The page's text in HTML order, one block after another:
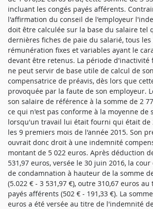
incluant les congés payés afférents.
l'affirmation du conseil de l'employeur
doit être calculée sur la base du salaire tel
dernières fiches de paie du salarié, tous
rémunération fixes et variables ayant le
devant être retenus. La période d'inactivité
ne peut servir de base utile de calcul de
compensatrice de préavis, dès lors que
provoquée par la faute de son employeur.
son salaire de référence à la somme de 2
ce qui n'est pas conforme à la moyenne de
lorsqu'un travail lui était fourni qui était de
les 9 premiers mois de l'année 2015. Son
ouvrait donc droit à une indemnité
montant de 5 022 euros. Après déduction
531,97 euros, versée le 30 juin 2016, la
de condamnation à hauteur de la somme
(5.022 € - 3 531,97 €), outre 310,67 euros
payés afférents (502 € - 191,33 €). La
euros a été versée au titre de l'indemnité